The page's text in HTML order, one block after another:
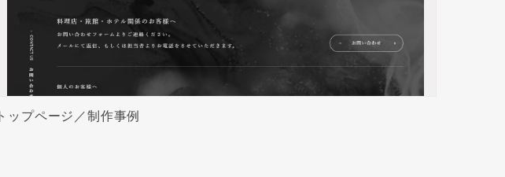
トップページ／制作事例